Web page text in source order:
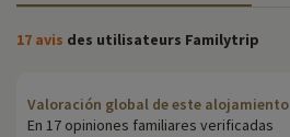
17 avis des utilisateurs Familytrip
Valoración global de este alojamiento
En 17 opiniones familiares verificadas